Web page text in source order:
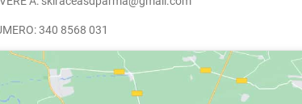
340 8568 031